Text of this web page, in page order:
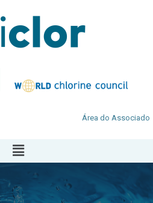
Área do Associado